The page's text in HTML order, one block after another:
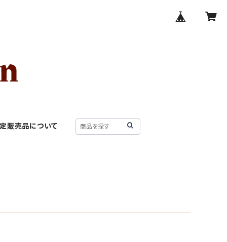
販売品について